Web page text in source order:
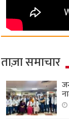
ताज़ा समाचार